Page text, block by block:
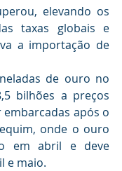
elevando os
taxas globais e
a importação de
de ouro no
bilhões a preços
após o
onde o ouro
em abril e deve
e maio.